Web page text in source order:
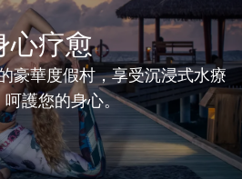
心疗愈
豪華度假村，享受沉浸式水療
呵護您的身心。